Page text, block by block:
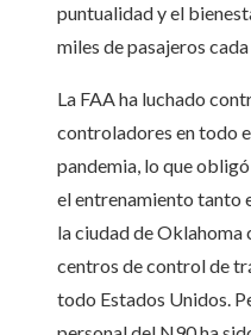
puntualidad y el
miles de pasajeros
La FAA ha luchado
controladores en todo
pandemia, lo que
el entrenamiento tanto
la ciudad de Oklahoma
centros de control de
todo Estados Unidos.